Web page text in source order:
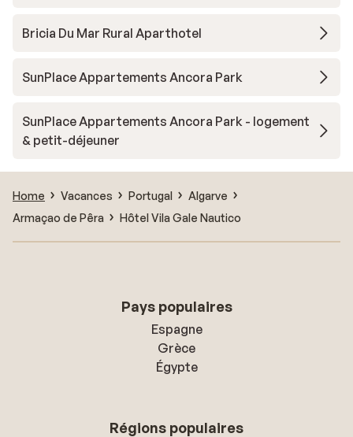
Bricia Du Mar Rural Aparthotel
SunPlace Appartements Ancora Park
SunPlace Appartements Ancora Park - logement
& petit-déjeuner
Home Vacances Portugal
Algarve
Armaçao de Pêra
Hôtel Vila Gale Nautico
Pays populaires
Espagne
Grèce
Égypte
Régions populaires